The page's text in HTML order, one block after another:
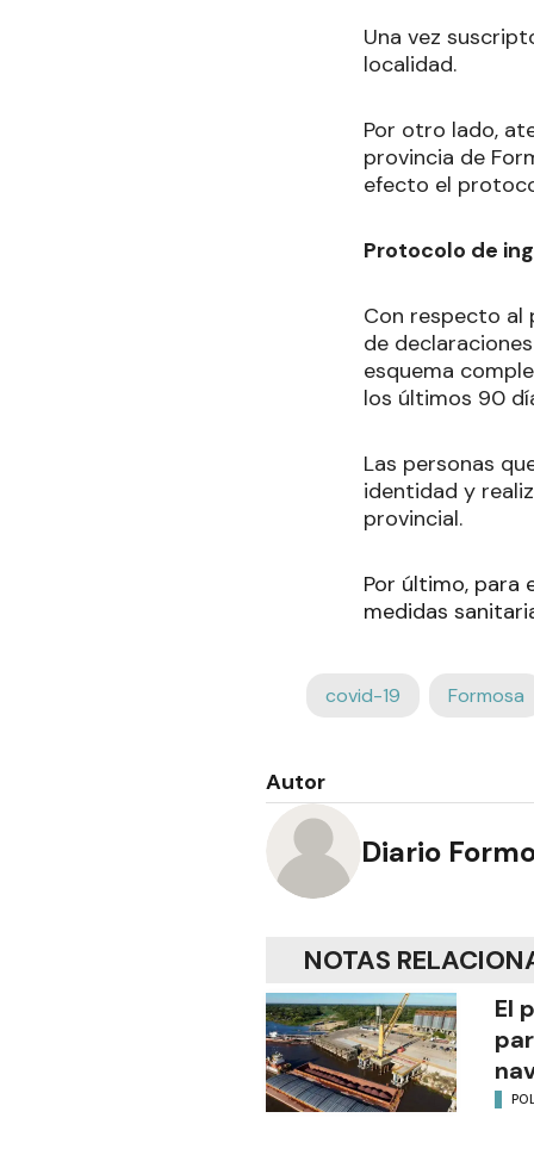
Una vez
localidad.
Por otro lado,
provincia de
efecto el
Protocolo de
Con respecto al
de
esquema
los últimos 90
Las personas
identidad y
provincial.
Por último, para
medidas
covid-19 Formosa
Autor
Diario
NOTAS
El